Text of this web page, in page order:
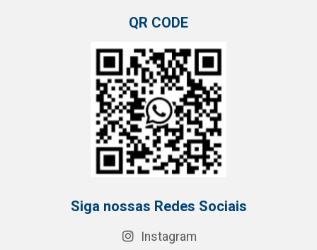
QR CODE
Siga nossas Redes Sociais
Instagram